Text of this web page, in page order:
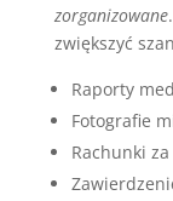
zorganizowane
zwiększyć
Raporty
Fotografie
Rachunki